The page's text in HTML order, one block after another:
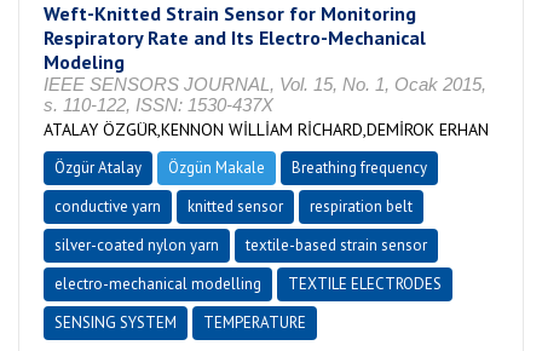
Weft-Knitted Strain Sensor for Monitoring
Respiratory Rate and Its Electro-Mechanical
Modeling
IEEE SENSORS JOURNAL, Vol. 15, No. 1, Ocak 2015,
s. 110-122, ISSN: 1530-437X
ATALAY ÖZGÜR,KENNON WİLLİAM RİCHARD,DEMİROK ERHAN
Özgür Atalay Özgün Makale
Breathing frequency
conductive yarn
knitted sensor
respiration belt
silver-coated nylon yarn
textile-based strain sensor
electro-mechanical modelling
TEXTILE ELECTRODES
SENSING SYSTEM
TEMPERATURE